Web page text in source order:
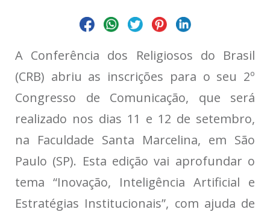
A Conferência dos Religiosos do Brasil
(CRB) abriu as inscrições para o seu 2º
Congresso de Comunicação, que será
realizado nos dias 11 e 12 de setembro,
na Faculdade Santa Marcelina, em São
Paulo (SP). Esta edição vai aprofundar o
tema “Inovação, Inteligência Artificial e
Estratégias Institucionais”, com ajuda de